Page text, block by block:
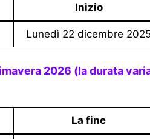
Inizio
Lunedì 22 dicembre
La fine